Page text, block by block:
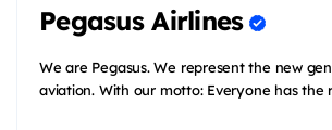
Pegasus Airlines
We are Pegasus. We represent the new
aviation. With our motto: Everyone has the